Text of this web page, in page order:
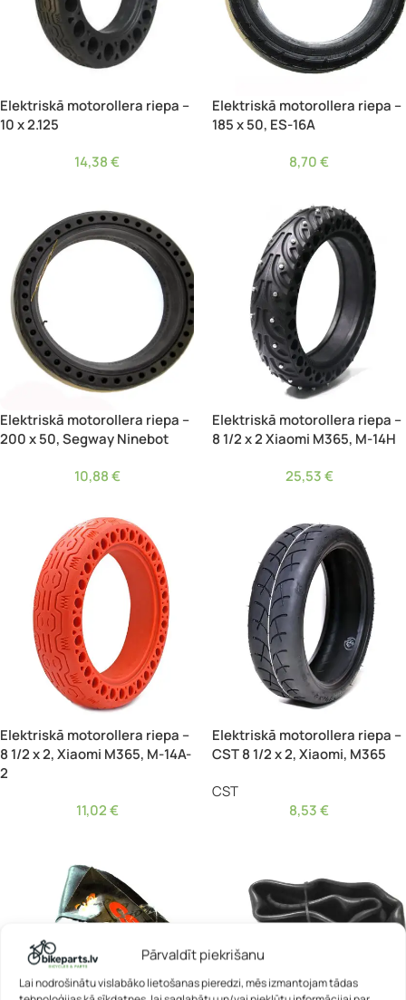
Pārvaldīt piekrišanu
Lai nodrošinātu vislabāko lietošanas pieredzi, mēs izmantojam tādas
Elektriskā motorollera riepa –
10 x 2.125
14,38€
Elektriskā motorollera riepa –
185 x 50, ES-16A
8,70€
Elektriskā motorollera riepa –
200 x 50, Segway Ninebot
10,88€
Elektriskā motorollera riepa –
8 1/2 x 2 Xiaomi M365, M-14H
25,53€
Elektriskā motorollera riepa –
8 1/2 x 2, Xiaomi M365, M-14A-
2
11,02€
Elektriskā motorollera riepa –
CST 8 1/2 x 2, Xiaomi, M365
CST
8,53€